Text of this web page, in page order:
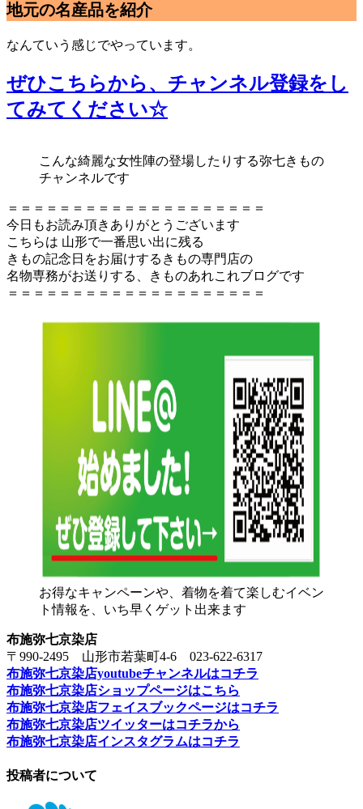
地元の名産品を紹介
なんていう感じでやっています。
ぜひこちらから、チャンネル登録をし
てみてください☆
こんな綺麗な女性陣の登場したりする弥七きもの
チャンネルです
＝＝＝＝＝＝＝＝＝＝＝＝＝＝＝＝＝＝＝＝
今日もお読み頂きありがとうございます
こちらは 山形で一番思い出に残る
きもの記念日をお届けするきもの専門店の
名物専務がお送りする、きものあれこれブログです
＝＝＝＝＝＝＝＝＝＝＝＝＝＝＝＝＝＝＝＝
お得なキャンペーンや、着物を着て楽しむイベン
ト情報を、いち早くゲット出来ます
布施弥七京染店
〒990-2495 山形市若葉町4-6 023-622-6317
布施弥七京染店youtubeチャンネルはコチラ
布施弥七京染店ショップページはこちら
布施弥七京染店フェイスブックページはコチラ
布施弥七京染店ツイッターはコチラから
布施弥七京染店インスタグラムはコチラ
投稿者について